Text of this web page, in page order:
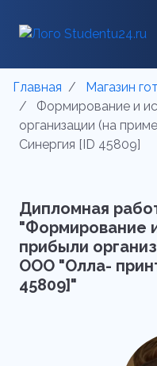
Главная
Магазин
Формирование и
организации (на
Синергия [ID 45809]
Дипломная
"Формирование
прибыли
ООО "Олла-
45809]"